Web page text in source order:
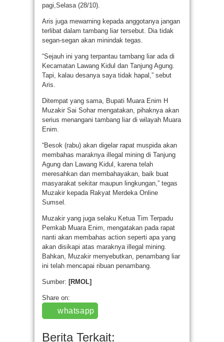
pagi,Selasa (28/10).
Aris juga mewarning kepada anggotanya jangan
terlibat dalam tambang liar tersebut. Dia tidak
segan-segan akan minindak tegas.
“Sejauh ini yang terpantau tambang liar ada di
Kecamatan Lawang Kidul dan Tanjung Agung.
Tapi, kalau desanya saya tidak hapal,” sebut
Aris.
Ditempat yang sama, Bupati Muara Enim H
Muzakir Sai Sohar mengatakan, pihaknya akan
serius menangani tambang liar di wilayah Muara
Enim.
“Besok (rabu) akan digelar rapat muspida akan
membahas maraknya illegal mining di Tanjung
Agung dan Lawang Kidul, karena telah
meresahkan dan membahayakan, baik buat
masyarakat sekitar maupun lingkungan,” tegas
Muzakir kepada Rakyat Merdeka Online
Sumsel.
Muzakir yang juga selaku Ketua Tim Terpadu
Pemkab Muara Enim, mengatakan pada rapat
nanti akan membahas action seperti apa yang
akan disikapi atas maraknya illegal mining.
Bahkan, Muzakir menyebutkan, penambang liar
ini telah mencapai ribuan penambang.
Sumber: [RMOL]
Share on:
whatsapp
Berita Terkait: